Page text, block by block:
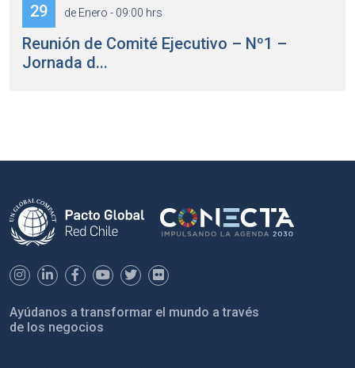
29 de Enero - 09:00 hrs
Reunión de Comité Ejecutivo – Nº1 –
Jornada d...
Ayúdanos a transformar el mundo a través
de los negocios